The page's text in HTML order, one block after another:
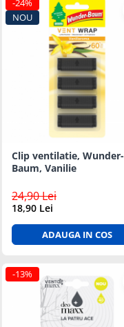
-24%
NOU
Clip ventilatie, Wunder-
Baum, Vanilie
24,90 Lei
18,90 Lei
ADAUGA IN COS
-13%